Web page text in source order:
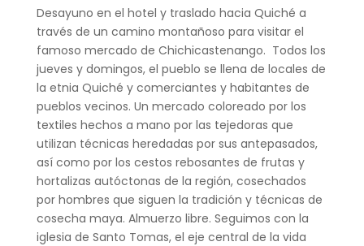
Desayuno en el hotel y traslado hacia Quiché a
través de un camino montañoso para visitar el
famoso mercado de Chichicastenango. Todos los
jueves y domingos, el pueblo se llena de locales de
la etnia Quiché y comerciantes y habitantes de
pueblos vecinos. Un mercado coloreado por los
textiles hechos a mano por las tejedoras que
utilizan técnicas heredadas por sus antepasados,
así como por los cestos rebosantes de frutas y
hortalizas autóctonas de la región, cosechados
por hombres que siguen la tradición y técnicas de
cosecha maya. Almuerzo libre. Seguimos con la
iglesia de Santo Tomas, el eje central de la vida